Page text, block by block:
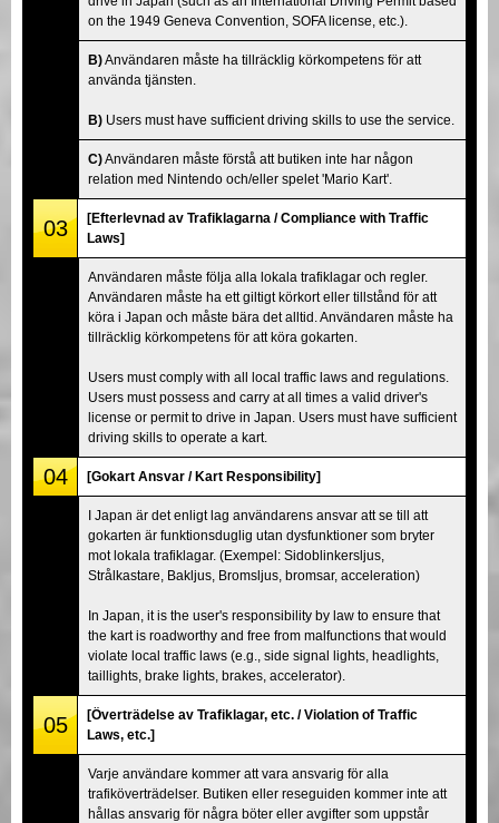
on the 1949 Geneva Convention, SOFA license, etc.).
B)Användaren måste ha tillräcklig körkompetens för att
använda tjänsten.
B) Users must have sufficient driving skills to use the service.
C)Användaren måste förstå att butiken inte har någon
relation med Nintendo och/eller spelet 'Mario Kart'.
03
[Efterlevnad av Trafiklagarna / Compliance with Traffic
Laws]
Användaren måste följa alla lokala trafiklagar och regler.
Användaren måste ha ett giltigt körkort eller tillstånd för att
köra i Japan och måste bära det alltid. Användaren måste ha
tillräcklig körkompetens för att köra gokarten.
Users must comply with all local traffic laws and regulations.
Users must possess and carry at all times a valid driver's
license or permit to drive in Japan. Users must have sufficient
driving skills to operate a kart.
04 [Gokart Ansvar / Kart Responsibility]
I Japan är det enligt lag användarens ansvar att se till att
gokarten är funktionsduglig utan dysfunktioner som bryter
mot lokala trafiklagar. (Exempel: Sidoblinkersljus,
Strålkastare, Bakljus, Bromsljus, bromsar, acceleration)
In Japan, it is the user's responsibility by law to ensure that
the kart is roadworthy and free from malfunctions that would
violate local traffic laws (e.g., side signal lights, headlights,
taillights, brake lights, brakes, accelerator).
05
[Överträdelse av Trafiklagar, etc. / Violation of Traffic
Laws, etc.]
Varje användare kommer att vara ansvarig för alla
trafiköverträdelser. Butiken eller reseguiden kommer inte att
hållas ansvarig för några böter eller avgifter som uppstår